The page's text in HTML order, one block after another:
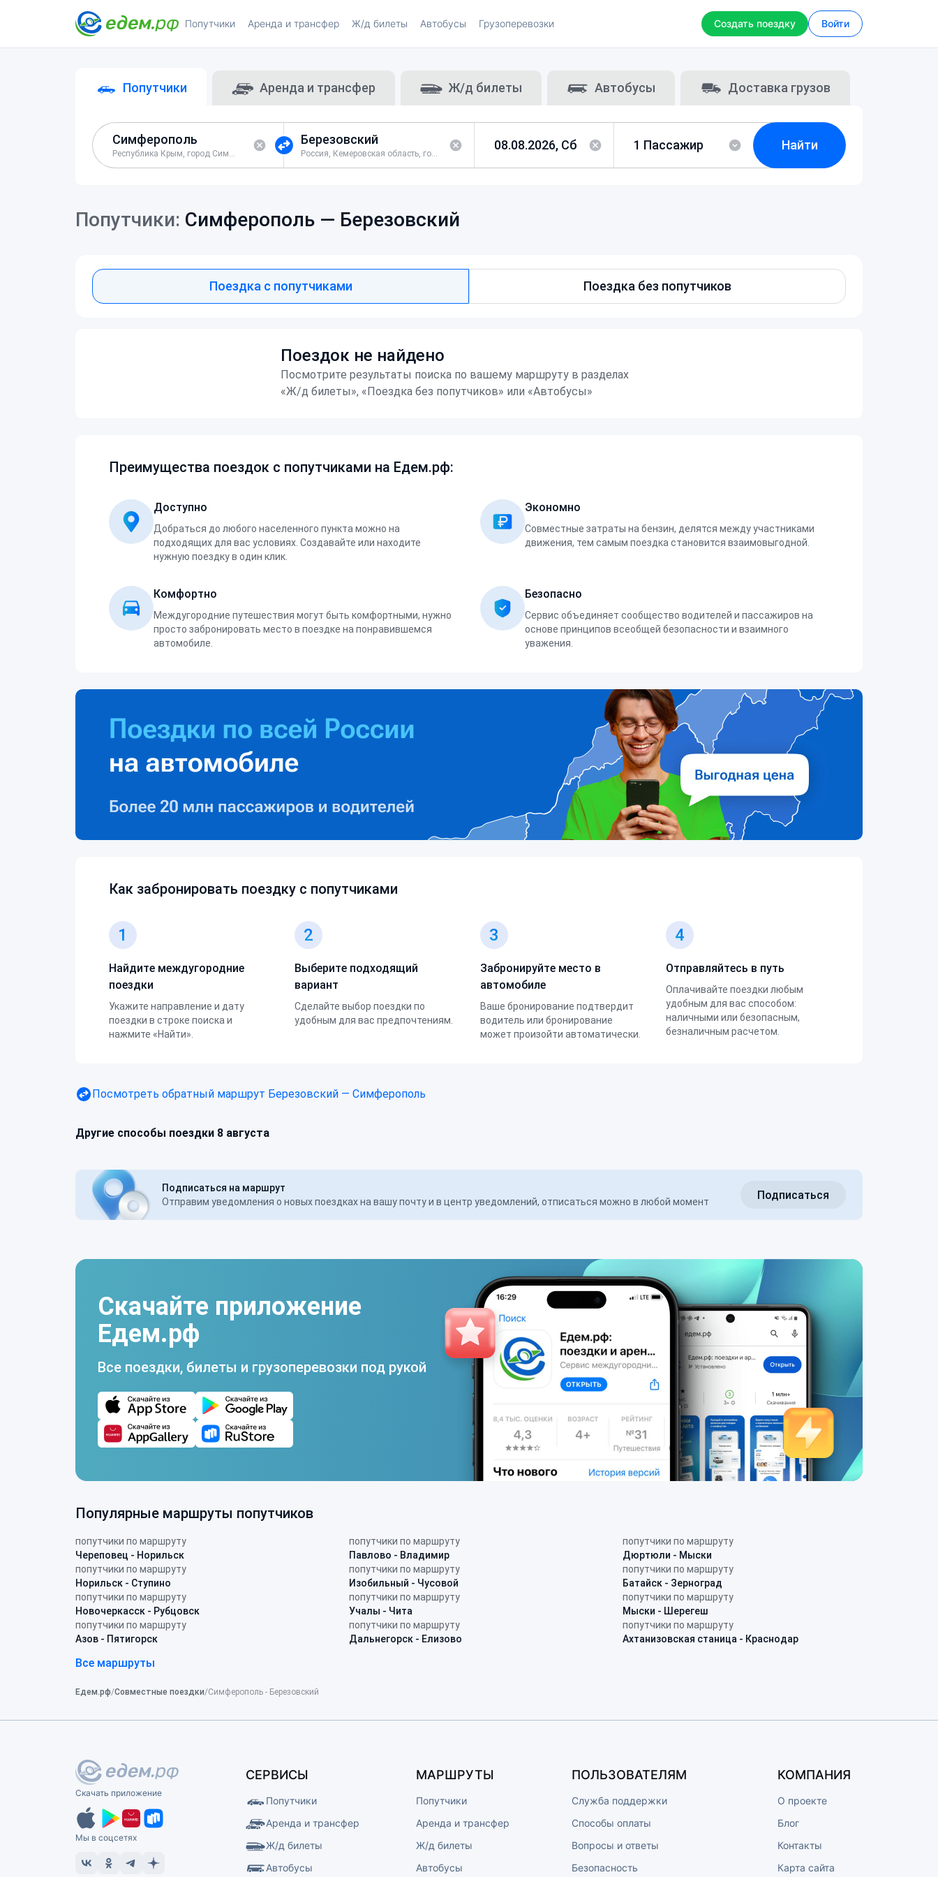
Попутчики Аренда и трансфер Ж/д билеты Автобусы Грузоперевозки Создать поездку Войти
Попутчики Аренда и трансфер Ж/д билеты Автобусы Доставка грузов
Республика Крым, город Симферополь Россия, Кемеровская область, город Березовский
Найти
Попутчики: Симферополь — Березовский
Поездка с попутчиками Поездка без попутчиков
Поездок не найдено
Посмотрите результаты поиска по вашему маршруту в разделах
«Ж/д билеты», «Поездка без попутчиков» или «Автобусы»
Преимущества поездок с попутчиками на Едем.рф:
Доступно
Добраться до любого населенного пункта можно на
подходящих для вас условиях. Создавайте или находите
нужную поездку в один клик.
Экономно
Совместные затраты на бензин, делятся между участниками
движения, тем самым поездка становится взаимовыгодной.
Комфортно
Междугородние путешествия могут быть комфортными, нужно
просто забронировать место в поездке на понравившемся
автомобиле.
Безопасно
Сервис объединяет сообщество водителей и пассажиров на
основе принципов всеобщей безопасности и взаимного
уважения.
Как забронировать поездку с попутчиками
1
Найдите междугородние
поездки
Укажите направление и дату
поездки в строке поиска и
нажмите «Найти».
2
Выберите подходящий
вариант
Сделайте выбор поездки по
удобным для вас предпочтениям.
3
Забронируйте место в
автомобиле
Ваше бронирование подтвердит
водитель или бронирование
может произойти автоматически.
4
Отправляйтесь в путь
Оплачивайте поездки любым
удобным для вас способом:
наличными или безопасным,
безналичным расчетом.
Посмотреть обратный маршрут Березовский — Симферополь
Другие способы поездки 8 августа
Подписаться на маршрут
Отправим уведомления о новых поездках на вашу почту и в центр уведомлений, отписаться можно в любой момент
Подписаться
Скачайте приложение
Едем.рф
Все поездки, билеты и грузоперевозки под рукой
Популярные маршруты попутчиков
попутчики по маршруту
Череповец - Норильск
попутчики по маршруту
Норильск - Ступино
попутчики по маршруту
Новочеркасск - Рубцовск
попутчики по маршруту
Азов - Пятигорск
попутчики по маршруту
Павлово - Владимир
попутчики по маршруту
Изобильный - Чусовой
попутчики по маршруту
Учалы - Чита
попутчики по маршруту
Дальнегорск - Елизово
попутчики по маршруту
Дюртюли - Мыски
попутчики по маршруту
Батайск - Зерноград
попутчики по маршруту
Мыски - Шерегеш
попутчики по маршруту
Ахтанизовская станица - Краснодар
Все маршруты
Едем.рф Совместные поездки Симферополь - Березовский
Скачать приложение
Мы в соцсетях
СЕРВИСЫ
Попутчики
Аренда и трансфер
Ж/д билеты
Автобусы
МАРШРУТЫ
Попутчики
Аренда и трансфер
Ж/д билеты
Автобусы
ПОЛЬЗОВАТЕЛЯМ
Служба поддержки
Способы оплаты
Вопросы и ответы
Безопасность
КОМПАНИЯ
О проекте
Блог
Контакты
Карта сайта